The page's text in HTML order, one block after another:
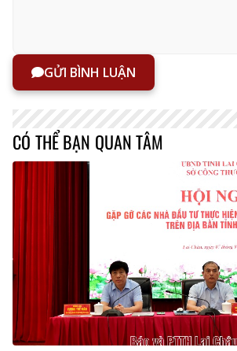
GỬI BÌNH LUẬN
CÓ THỂ BẠN QUAN TÂM